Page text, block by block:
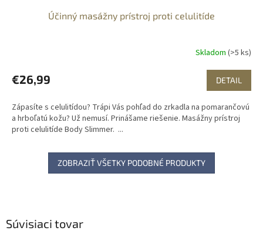
Súvisiaci tovar
Účinný masážny prístroj proti celulitíde
Skladom (>5 ks)
€26,99 DETAIL
Zápasíte s celulitídou? Trápi Vás pohľad do zrkadla na pomarančovú
a hrboľatú kožu? Už nemusí. Prinášame riešenie. Masážny prístroj
proti celulitíde Body Slimmer. ...
ZOBRAZIŤ VŠETKY PODOBNÉ PRODUKTY